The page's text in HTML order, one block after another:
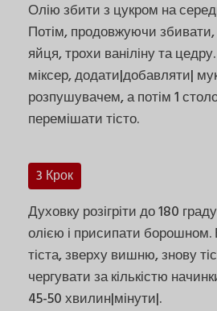
Олію збити з цукром на
Потім, продовжуючи
яйця, трохи ваніліну та
міксер, додати|добавляти|
розпушувачем, а потім 1
перемішати тісто.
3 Крок
Духовку розігріти до 180
олією і присипати
тіста, зверху вишню, знову
чергувати за кількістю
45-50 хвилин|мінути|.